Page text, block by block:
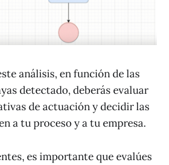
análisis, en función de las
detectado, deberás evaluar
de actuación y decidir las
a tu proceso y a tu empresa.
es importante que evalúes